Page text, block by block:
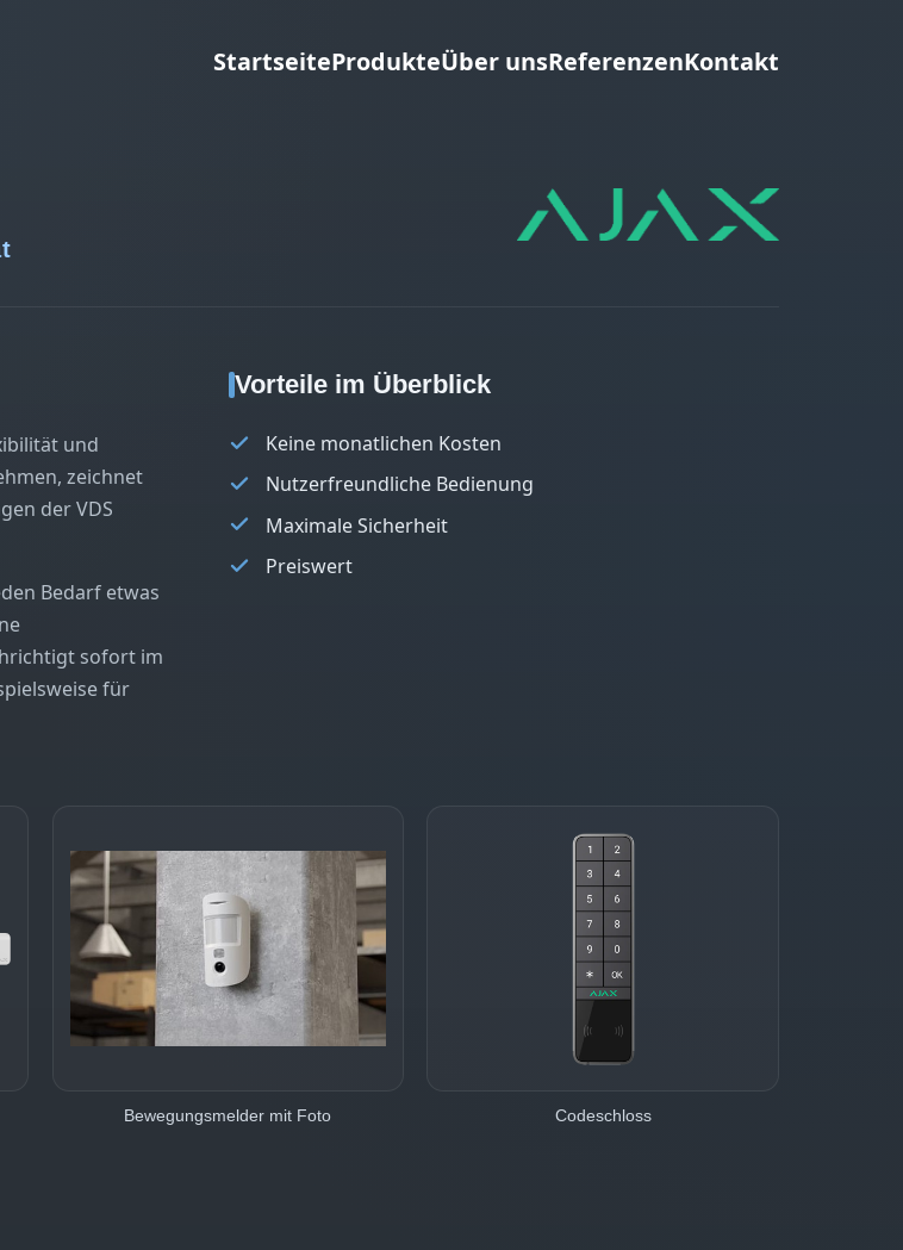
StartseiteProdukteÜber unsReferenzenKontakt
und
zeichnet
der VDS
Bedarf etwas
sofort im
für
Vorteile im Überblick
Keine monatlichen Kosten
Nutzerfreundliche Bedienung
Maximale Sicherheit
Preiswert
Bewegungsmelder mit Foto Codeschloss